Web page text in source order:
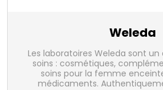
Weleda
Les laboratoires Weleda sont
soins : cosmétiques,
soins pour la femme
médicaments.